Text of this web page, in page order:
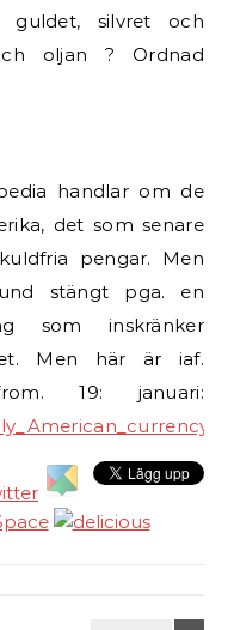
guldet, silvret och
oljan ? Ordnad
handlar om de
det som senare
pengar. Men
stängt pga. en
som inskränker
Men här är iaf.
19: januari: